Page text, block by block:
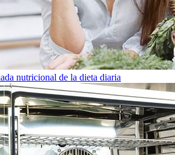
nutricional de la dieta diaria